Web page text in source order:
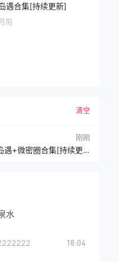
遇合集[持续更新]
前
清空
10 秒前
遇+微密圈合集[持续更
水
18:04